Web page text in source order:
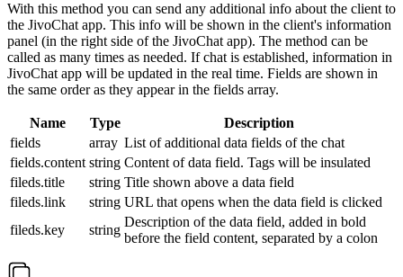
With this method you can send any additional info about the client to
the JivoChat app. This info will be shown in the client's information
panel (in the right side of the JivoChat app). The method can be
called as many times as needed. If chat is established, information in
JivoChat app will be updated in the real time. Fields are shown in
the same order as they appear in the fields array.
Name Type
Description
fields
array List of additional data fields of the chat
fields.content string Content of data field. Tags will be insulated
fileds.title
string Title shown above a data field
fileds.link
string URL that opens when the data field is clicked
fileds.key
string
Description of the data field, added in bold
before the field content, separated by a colon